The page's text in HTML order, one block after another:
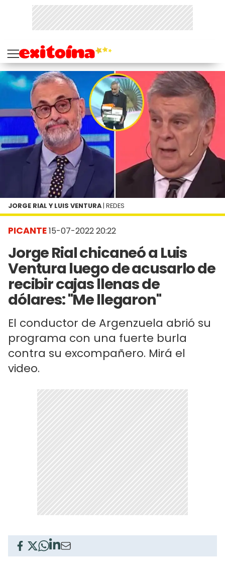
PICANTE15-07-2022 20:22
Jorge Rial chicaneó a Luis
Ventura luego de acusarlo de
recibir cajas llenas de
dólares: "Me llegaron"
El conductor de Argenzuela abrió su
programa con una fuerte burla
contra su excompañero. Mirá el
video.
JORGE RIAL Y LUIS VENTURA | REDES